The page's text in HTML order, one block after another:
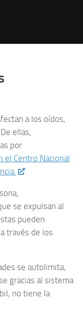
a los oídos,
ellas,
por
el Centro Nacional
se expulsan al
pueden
través de los
se autolimita,
gracias al sistema
no tiene la